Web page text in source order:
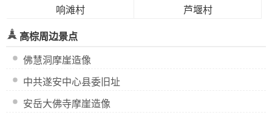
响滩村
芦堰村
高棕周边景点
佛慧洞摩崖造像
中共遂安中心县委旧址
安岳大佛寺摩崖造像